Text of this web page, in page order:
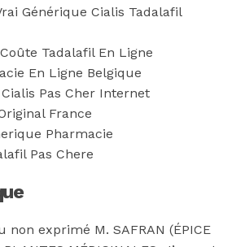
Générique Cialis Tadalafil
Tadalafil En Ligne
En Ligne Belgique
Pas Cher Internet
France
Pharmacie
Pas Chere
exprimé M. SAFRAN (ÉPICE